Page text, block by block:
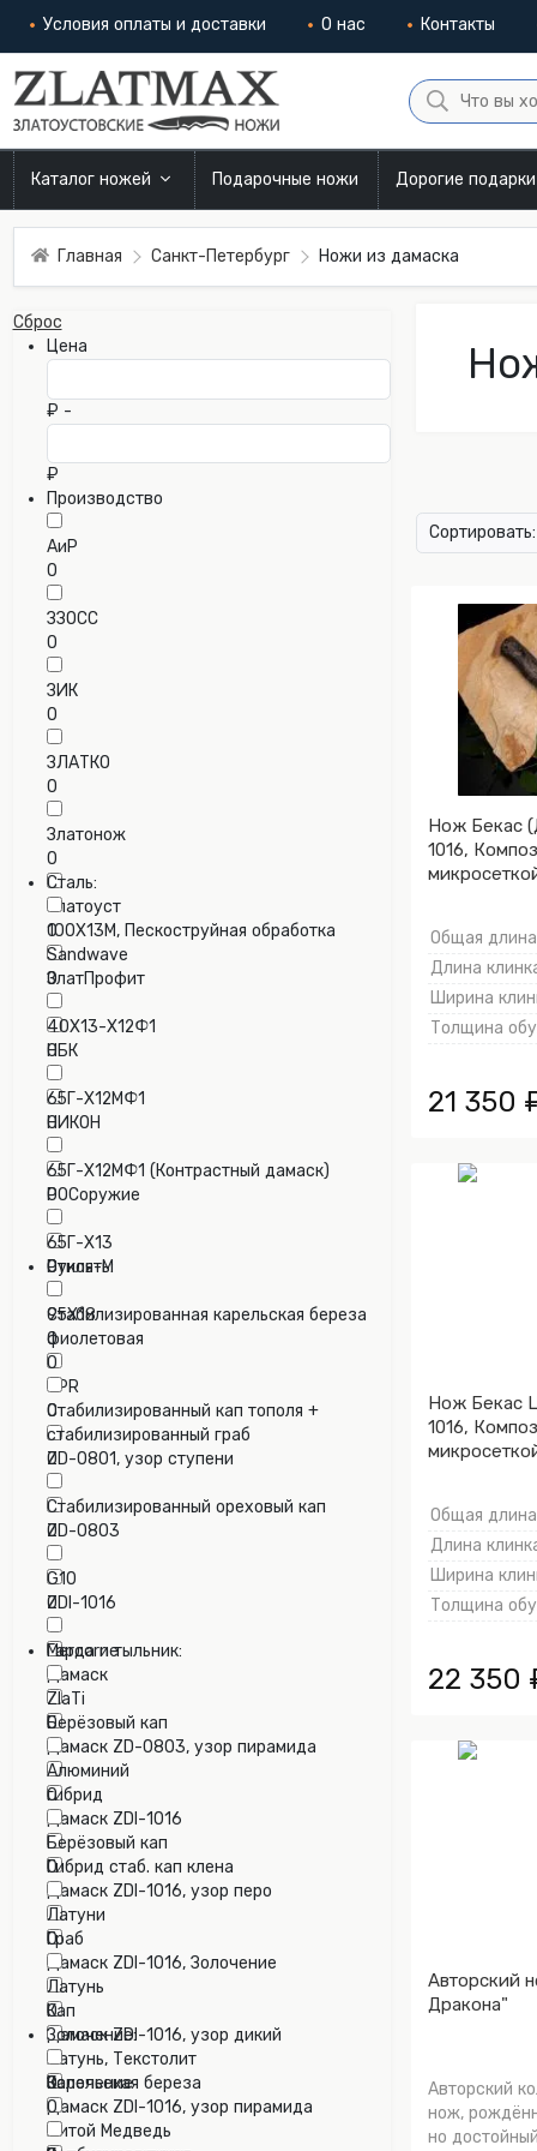
Условия оплаты и доставки О нас Контакты
Каталог ножей Подарочные ножи Дорогие подарки
Главная Санкт-Петербург Ножи из дамаска
Сброс
Цена
₽ -
₽
Производство
АиР
0
ЗЗОСС
0
ЗИК
0
ЗЛАТКО
0
Златонож
0
Златоуст
0
ЗлатПрофит
0
НБК
0
НИКОН
0
РОСоружие
0
Стиль-М
0
Сталь:
100Х13М, Пескоструйная обработка
Sandwave
0
40Х13-Х12Ф1
0
65Г-Х12МФ1
0
65Г-Х12МФ1 (Контрастный дамаск)
0
65Г-Х13
0
95Х18
0
CPR
0
ZD-0801, узор ступени
0
ZD-0803
0
ZDI-1016
0
Дамаск
0
Дамаск ZD-0803, узор пирамида
0
Дамаск ZDI-1016
0
Дамаск ZDI-1016, узор перо
0
Дамаск ZDI-1016, Золочение
0
Дамаск ZDI-1016, узор дикий
0
Дамаск ZDI-1016, узор пирамида
0
Рукоять:
Cтабилизированная карельская береза
фиолетовая
0
Cтабилизированный кап тополя +
стабилизированный граб
0
Cтабилизированный ореховый кап
0
G10
0
Mercorne
0
Берёзовый кап
0
гибрид
0
Гибрид стаб. кап клена
0
Граб
0
Кап
0
Карельская береза
0
Гарда и тыльник:
ZlaTi
0
Алюминий
0
Берёзовый кап
0
Латуни
0
Латунь
0
Латунь, Текстолит
0
Литой Медведь
Золочение:
Золочение
0
Сортировать:
Нож Бекас
1016,
Общая
Длина
Ширина
Толщина
21 350
Нож Бекас
1016,
Общая
Длина
Ширина
Толщина
22 350
Авторский
Дракона"
Авторский
нож,
но